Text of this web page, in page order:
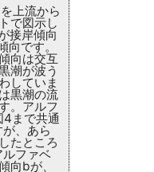
上流から
で図示し
接岸傾向
です。
向は交互
潮が波う
していま
黒潮の流
。アルフ
4まで共通
、あら
たところ
ファベ
向bが、